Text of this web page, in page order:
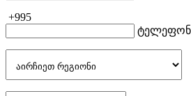
+995